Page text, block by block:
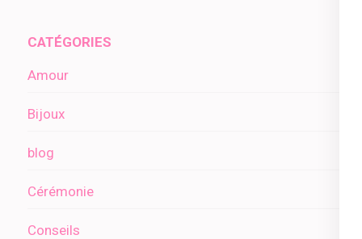
CATÉGORIES
Amour
Bijoux
blog
Cérémonie
Conseils